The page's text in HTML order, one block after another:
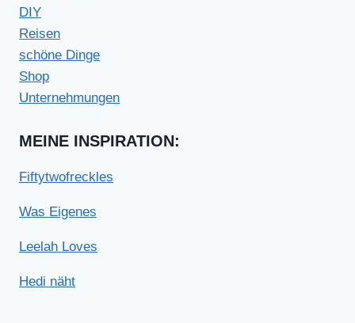
DIY
Reisen
schöne Dinge
Shop
Unternehmungen
MEINE INSPIRATION:
Fiftytwofreckles
Was Eigenes
Leelah Loves
Hedi näht